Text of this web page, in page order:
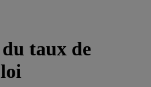
taux de